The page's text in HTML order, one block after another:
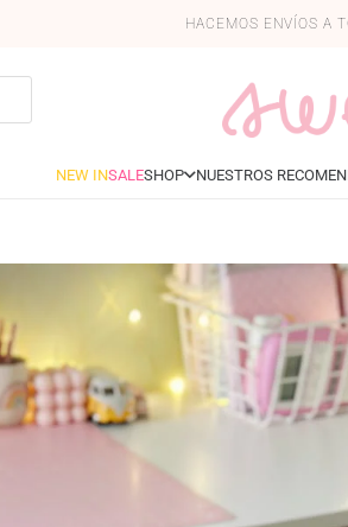
HACEMOS ENVÍOS A
NEW INSALESHOP NUESTROS